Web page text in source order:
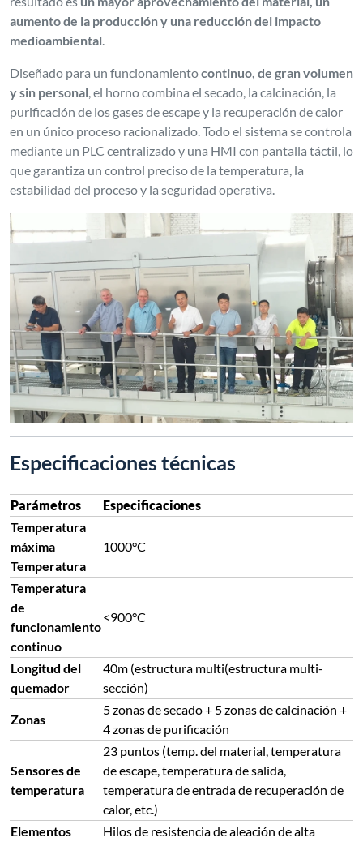
aumento de la producción y una reducción del impacto
medioambiental.
Diseñado para un funcionamientocontinuo, de gran volumen
y sin personal, el horno combina el secado, la calcinación, la
purificación de los gases de escape y la recuperación de calor
en un único proceso racionalizado. Todo el sistema se controla
mediante un PLC centralizado y una HMI con pantalla táctil, lo
que garantiza un control preciso de la temperatura, la
estabilidad del proceso y la seguridad operativa.
Especificaciones técnicas
Parámetros
Especificaciones
Temperatura
máxima
Temperatura
1000°C
Temperatura
de
funcionamiento
continuo
<900°C
Longitud del
quemador
40m (estructura multi(estructura multi-
sección)
Zonas
5 zonas de secado + 5 zonas de calcinación +
4 zonas de purificación
Sensores de
temperatura
23 puntos (temp. del material, temperatura
de escape, temperatura de salida,
temperatura de entrada de recuperación de
calor, etc.)
Elementos
Hilos de resistencia de aleación de alta